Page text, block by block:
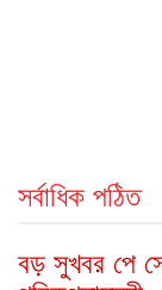
সর্বাধিক পঠিত
বড় সুখবর পে